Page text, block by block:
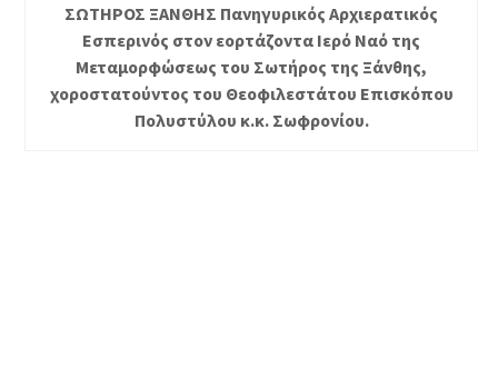
ΣΩΤΗΡΟΣ ΞΑΝΘΗΣ Πανηγυρικός Αρχιερατικός
Εσπερινός στον εορτάζοντα Ιερό Ναό της
Μεταμορφώσεως του Σωτήρος της Ξάνθης,
χοροστατούντος του Θεοφιλεστάτου Επισκόπου
Πολυστύλου κ.κ. Σωφρονίου.